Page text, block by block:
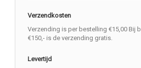
Verzendkosten
Verzending is per bestelling €15,00 Bij
€150,- is de verzending gratis.
Levertijd